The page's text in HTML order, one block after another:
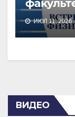
ИЮЛ 11, 2026
ВИДЕО